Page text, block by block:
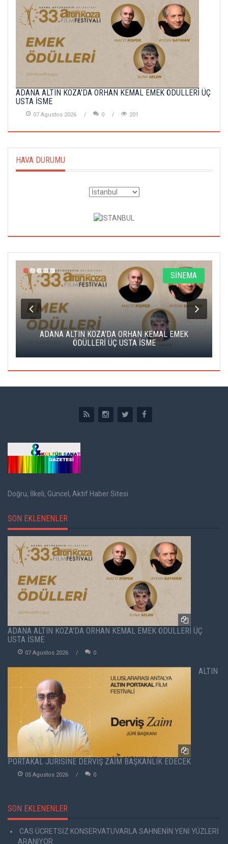
ADANA ALTIN KOZA'DA ORHAN KEMAL EMEK ÖDÜLLERİ ÜÇ
USTA İSME
07 Agustos 2026 0 201
HAVA DURUMU
SİNEMA
ADANA ALTIN KOZA'DA ORHAN KEMAL EMEK
ÖDÜLLERİ ÜÇ USTA İSME
Doğru, İlkeli, Güncel, Aktif Haber Sitesi
SON EKLENENLER
ADANA ALTIN KOZA'DA ORHAN KEMAL EMEK ÖDÜLLERİ ÜÇ
USTA İSME
07 Agustos 2026 0
ALTIN
PORTAKAL JÜRİSİNE DERVİŞ ZAİM BAŞKANLIK EDECEK
05 Agustos 2026 0
SON EKLENENLER
CAS ÜCRETSİZ KONSERVATUVARLA SAHNENİN YENİ YÜZLERİ
ARANIYOR